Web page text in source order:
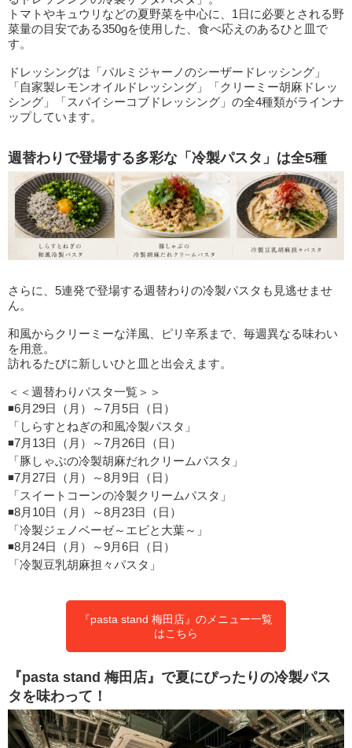
トマトやキュウリなどの夏野菜を中心に、1日に必要とされる野
菜量の目安である350gを使用した、食べ応えのあるひと皿で
す。
ドレッシングは「パルミジャーノのシーザードレッシング」
「自家製レモンオイルドレッシング」「クリーミー胡麻ドレッ
シング」「スパイシーコブドレッシング」の全4種類がラインナ
ップしています。
週替わりで登場する多彩な「冷製パスタ」は全5種
さらに、5連発で登場する週替わりの冷製パスタも見逃せませ
ん。
和風からクリーミーな洋風、ピリ辛系まで、毎週異なる味わい
を用意。
訪れるたびに新しいひと皿と出会えます。
＜＜週替わりパスタ一覧＞＞
◾️6月29日（月）～7月5日（日）
「しらすとねぎの和風冷製パスタ」
◾️7月13日（月）～7月26日（日）
「豚しゃぶの冷製胡麻だれクリームパスタ」
◾️7月27日（月）～8月9日（日）
「スイートコーンの冷製クリームパスタ」
◾️8月10日（月）～8月23日（日）
「冷製ジェノベーゼ～エビと大葉～」
◾️8月24日（月）～9月6日（日）
「冷製豆乳胡麻担々パスタ」
『pasta stand 梅田店』のメニュー一覧
はこちら
『pasta stand 梅田店』で夏にぴったりの冷製パス
タを味わって！